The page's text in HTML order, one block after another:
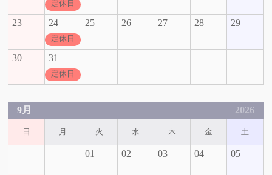
定休日
23 24
定休日
25 26 27 28 29
30 31
定休日
9月 2026
日 月 火 水 木 金 土
01 02 03 04 05